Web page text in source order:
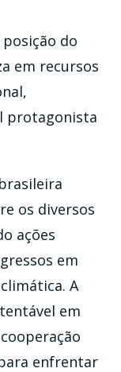
do
em recursos
protagonista
os diversos
ações
em
A
em
enfrentar